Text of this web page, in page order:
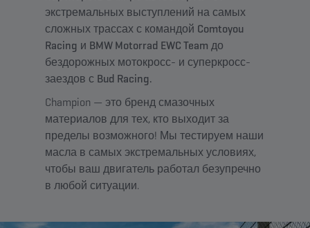
экстремальных выступлений на самых
сложных трассах с командой Comtoyou
Racing и BMW Motorrad EWC Team до
бездорожных мотокросс- и суперкросс-
заездов с Bud Racing.
Champion — это бренд смазочных
материалов для тех, кто выходит за
пределы возможного! Мы тестируем наши
масла в самых экстремальных условиях,
чтобы ваш двигатель работал безупречно
в любой ситуации.